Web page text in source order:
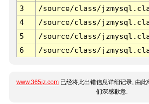
3 /source/class/
4
/source/class/
5
/source/class/
6
/source/class/
www.365jz.com 已经将此出错信息详细记录, 由
们深感歉意.